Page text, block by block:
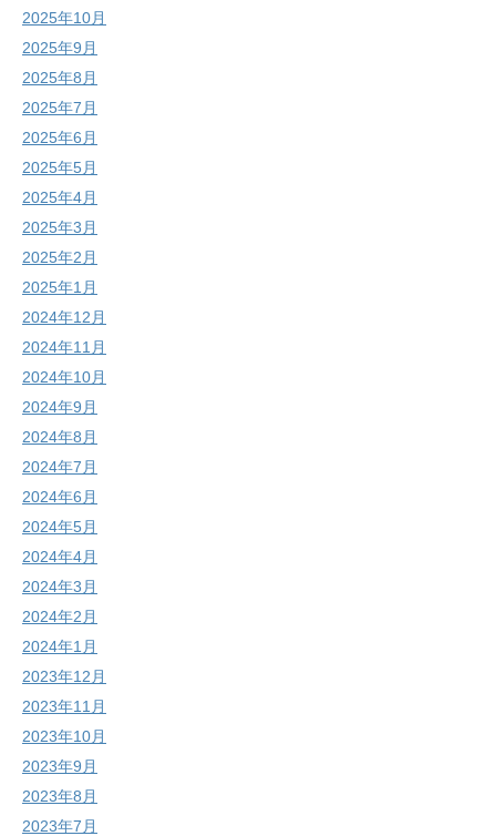
2025年10月
2025年9月
2025年8月
2025年7月
2025年6月
2025年5月
2025年4月
2025年3月
2025年2月
2025年1月
2024年12月
2024年11月
2024年10月
2024年9月
2024年8月
2024年7月
2024年6月
2024年5月
2024年4月
2024年3月
2024年2月
2024年1月
2023年12月
2023年11月
2023年10月
2023年9月
2023年8月
2023年7月